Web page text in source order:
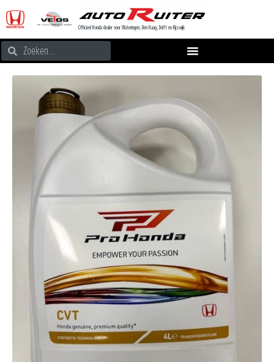
Officieel Honda dealer voor Wateringen, Den Haag, Delft en Rijswijk